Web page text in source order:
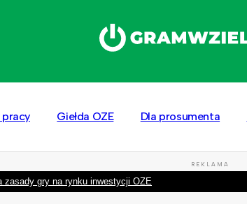
Giełda OZE Dla prosumenta
REKLAMA
zasady gry na rynku inwestycji OZE